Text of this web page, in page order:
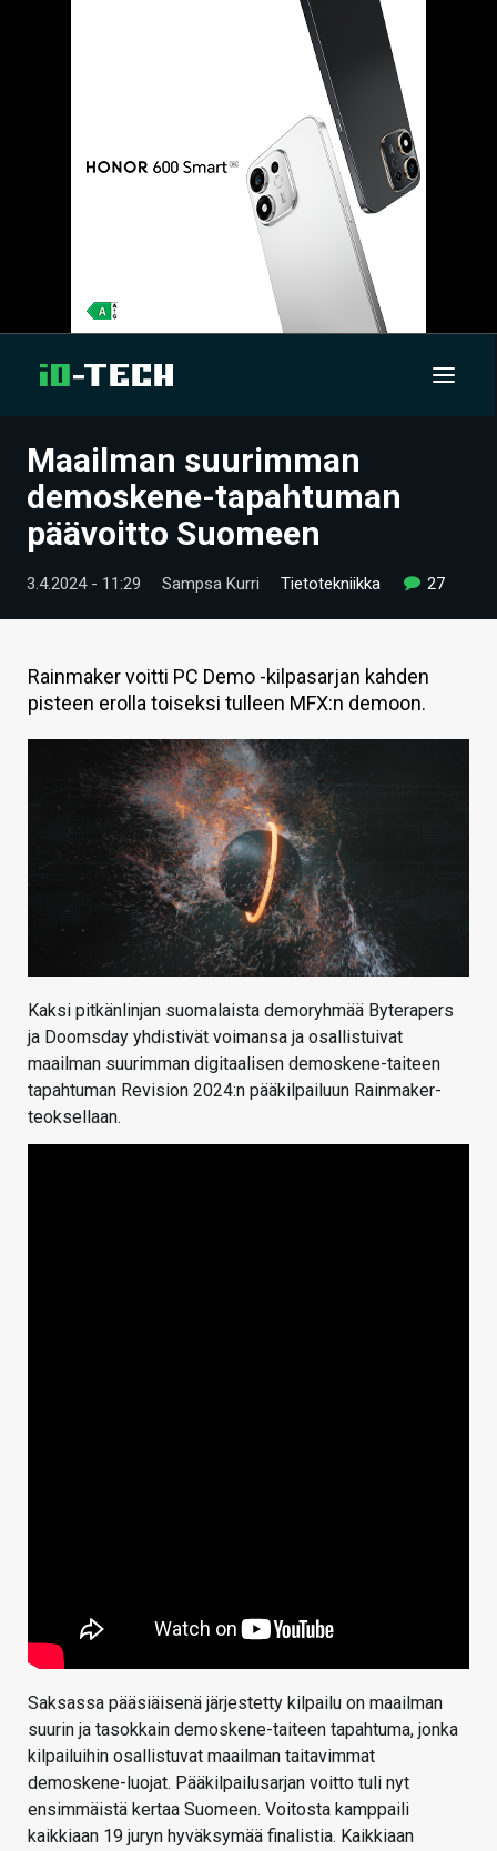
UUTISET
ARTIKKELIT
VIDEOT
TECHBBS
TIETOA
HINTA.FI
VAIHDA TEEMA
Maailman suurimman
demoskene-tapahtuman
päävoitto Suomeen
3.4.2024 - 11:29 Sampsa Kurri Tietotekniikka 27
Rainmaker voitti PC Demo -kilpasarjan kahden
pisteen erolla toiseksi tulleen MFX:n demoon.
Kaksi pitkänlinjan suomalaista demoryhmää Byterapers
ja Doomsday yhdistivät voimansa ja osallistuivat
maailman suurimman digitaalisen demoskene-taiteen
tapahtuman Revision 2024:n pääkilpailuun Rainmaker-
teoksellaan.
Saksassa pääsiäisenä järjestetty kilpailu on maailman
suurin ja tasokkain demoskene-taiteen tapahtuma, jonka
kilpailuihin osallistuvat maailman taitavimmat
demoskene-luojat. Pääkilpailusarjan voitto tuli nyt
ensimmäistä kertaa Suomeen. Voitosta kamppaili
kaikkiaan 19 juryn hyväksymää finalistia. Kaikkiaan